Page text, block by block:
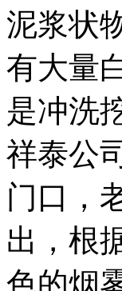
泥浆状
有大量
是冲洗
祥泰公
门口，
出，根
色的烟